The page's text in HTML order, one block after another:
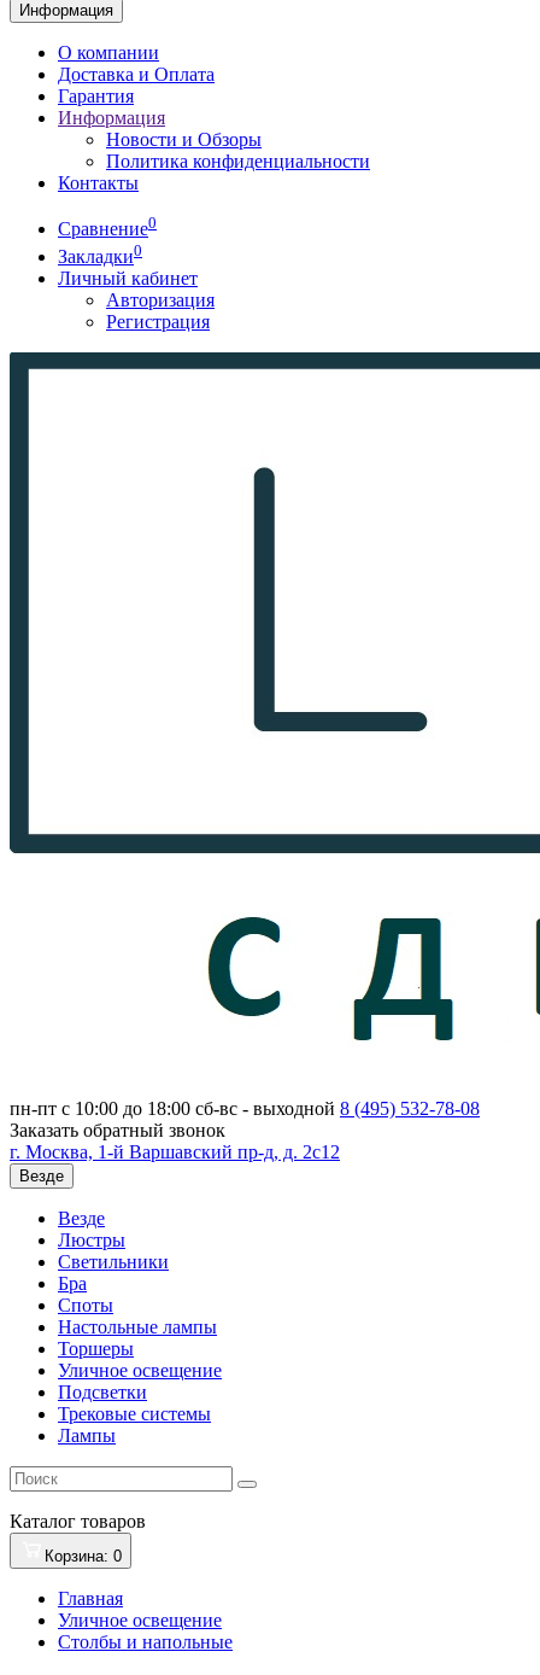
Информация
О компании
Доставка и Оплата
Гарантия
Информация
Новости и Обзоры
Политика конфиденциальности
Контакты
Сравнение0
Закладки0
Личный кабинет
Авторизация
Регистрация
пн-пт с 10:00 до 18:00 сб-вс - выходной 8 (495) 532-78-08
Заказать обратный звонок
г. Москва, 1-й Варшавский пр-д, д. 2с12
Везде
Везде
Люстры
Светильники
Бра
Споты
Настольные лампы
Торшеры
Уличное освещение
Подсветки
Трековые системы
Лампы
Каталог товаров
Корзина: 0
Главная
Уличное освещение
Столбы и напольные